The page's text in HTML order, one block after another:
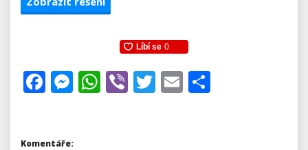
Facebook
Messenger
WhatsApp
ViberTwitter
Email
Komentáře: